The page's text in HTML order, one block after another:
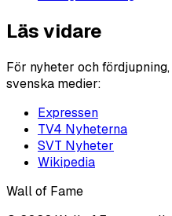
Läs vidare
För nyheter och
svenska medier:
Expressen
TV4 Nyheterna
SVT Nyheter
Wikipedia
Wall of Fame